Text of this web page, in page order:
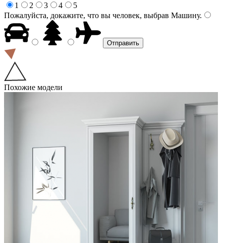
1
2 3 4
5
Пожалуйста, докажите, что вы человек, выбрав Машину.
Похожие модели